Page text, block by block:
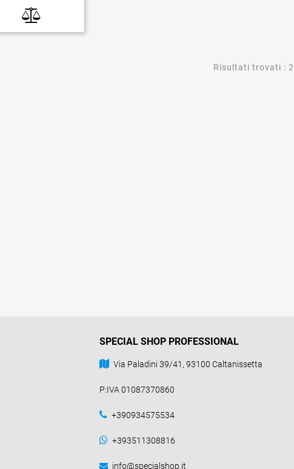
Risultati trovati : 2
SPECIAL SHOP PROFESSIONAL
Via Paladini 39/41, 93100 Caltanissetta
P:IVA 01087370860
+390934575534
+393511308816
info@specialshop.it